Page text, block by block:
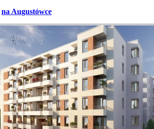
na Augustówce